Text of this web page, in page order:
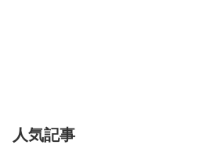
人気記事